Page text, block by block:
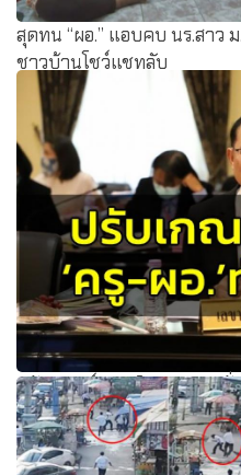
สุดทน “ผอ.” แอบคบ นร.สาว
ชาวบ้านโชว์แชทลับ
ปรับเกณฑ์ประเมิน ‘ครู-ผอ.’ทั่
อาสา’ ใช้ยื่นผลงานได้